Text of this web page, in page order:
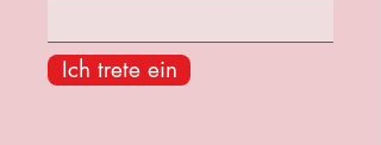
Ich trete ein